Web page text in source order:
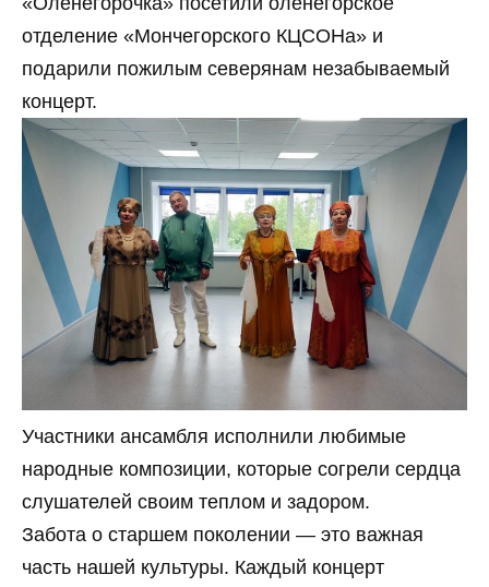
отделение «Мончегорского КЦСОНа» и
подарили пожилым северянам незабываемый
концерт.
Участники ансамбля исполнили любимые
народные композиции, которые согрели сердца
слушателей своим теплом и задором.
Забота о старшем поколении — это важная
часть нашей культуры. Каждый концерт